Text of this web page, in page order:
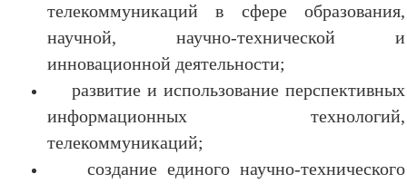
телекоммуникаций в сфере образования,
научной, научно-технической и
инновационной деятельности;
развитие и использование перспективных
информационных технологий,
телекоммуникаций;
создание единого научно-технического